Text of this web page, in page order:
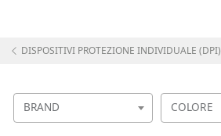
DISPOSITIVI PROTEZIONE INDIVIDUALE (DPI)
BRAND COLORE